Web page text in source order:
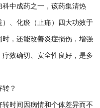
中成药之一，该药集清热
）、化瘀（止痛）四大功效于
，还能改善炎症损伤，增强
效确切、安全性良好，是多
？
时间因病情和个体差异而不